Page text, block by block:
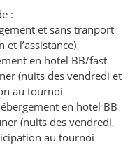
:
et sans tranport
et l’assistance)
en hotel BB/fast
(nuits des vendredi et
au tournoi
en hotel BB
(nuits des vendredi,
au tournoi